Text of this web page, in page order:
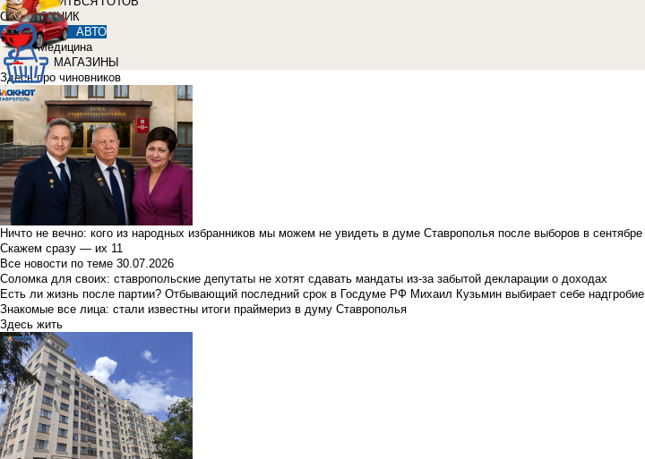
СПРАВОЧНИК
АВТО
Медицина
МАГАЗИНЫ
Здесь про чиновников
Ничто не вечно: кого из народных избранников мы можем не увидеть в думе Ставрополья после выборов в сентябре
Скажем сразу — их 11
Все новости по теме 30.07.2026
Соломка для своих: ставропольские депутаты не хотят сдавать мандаты из-за забытой декларации о доходах
Есть ли жизнь после партии? Отбывающий последний срок в Госдуме РФ Михаил Кузьмин выбирает себе надгробие
Знакомые все лица: стали известны итоги праймериз в думу Ставрополья
Здесь жить